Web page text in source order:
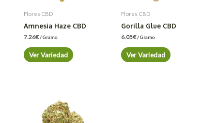
Flores CBD
Amnesia Haze CBD
7.26€/ Gramo
Ver Variedad
Flores CBD
Gorilla Glue CBD
6.05€/ Gramo
Ver Variedad